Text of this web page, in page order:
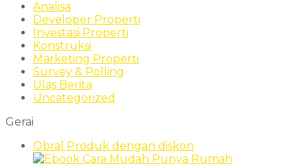
Analisa
Developer Properti
Investasi Properti
Konstruksi
Marketing Properti
Survey & Polling
Ulas Berita
Uncategorized
Gerai
Obral Produk dengan diskon